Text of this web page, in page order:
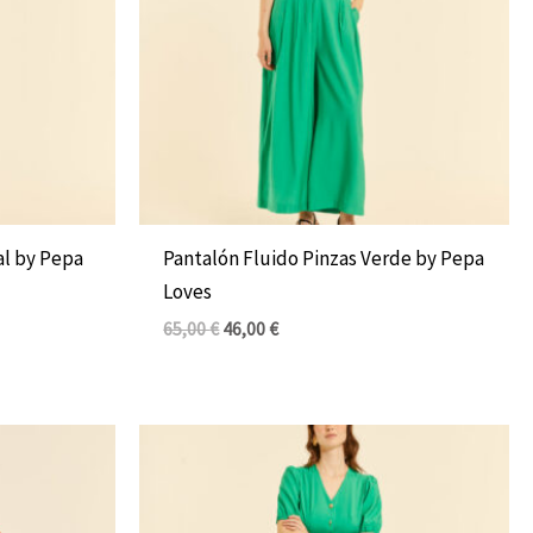
by Pepa
Pantalón Fluido Pinzas Verde by Pepa
Loves
65,00€46,00€
69,00 €.
precio
actual
es:
49,00 €.